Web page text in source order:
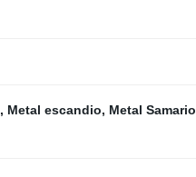
, Metal escandio, Metal Samario